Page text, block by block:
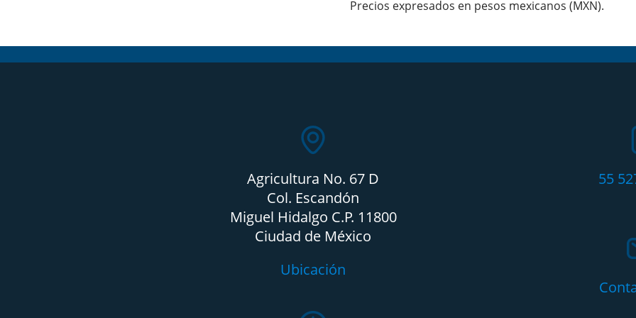
Precios expresados en pesos mexicanos (MXN).
Agricultura No. 67 D
Col. Escandón
Miguel Hidalgo C.P. 11800
Ciudad de México
Ubicación
55